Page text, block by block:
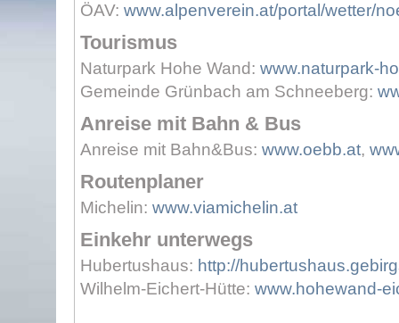
ÖAV: www.alpenverein.at/portal/wetter/
Tourismus
Naturpark Hohe Wand: www.naturpark-
Gemeinde Grünbach am Schneeberg:
Anreise mit Bahn & Bus
Anreise mit Bahn&Bus: www.oebb.at,
Routenplaner
Michelin: www.viamichelin.at
Einkehr unterwegs
Hubertushaus: http://
Wilhelm-Eichert-Hütte: www.hohewand-